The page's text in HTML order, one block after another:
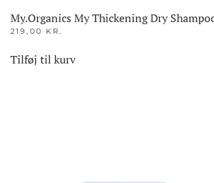
My.Organics My Thickening Dry
219,00 KR.
Tilføj til kurv